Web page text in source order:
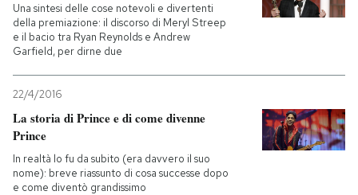
Una sintesi delle cose notevoli e divertenti
della premiazione: il discorso di Meryl Streep
e il bacio tra Ryan Reynolds e Andrew
Garfield, per dirne due
22/4/2016
La storia di Prince e di come divenne
Prince
In realtà lo fu da subito (era davvero il suo
nome): breve riassunto di cosa successe dopo
e come diventò grandissimo